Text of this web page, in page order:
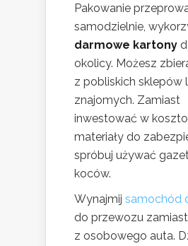
Pakowanie
samodzielnie,
darmowe kartony
okolicy. Możesz
z pobliskich sklepów
znajomych. Zamiast
inwestować w
materiały do
spróbuj używać
koców.
Wynajmij samochód
do przewozu
z osobowego auta.